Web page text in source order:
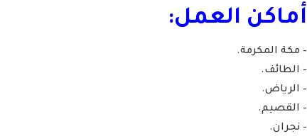
أماكن العمل:
– مكة المكرمة.
– الطائف.
– الرياض.
– القصيم.
– نجران.